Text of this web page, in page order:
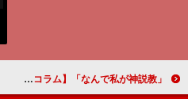
「なんで私が神説教」第7話で活躍した期待の若手俳優・林裕太に注目！【コラム】